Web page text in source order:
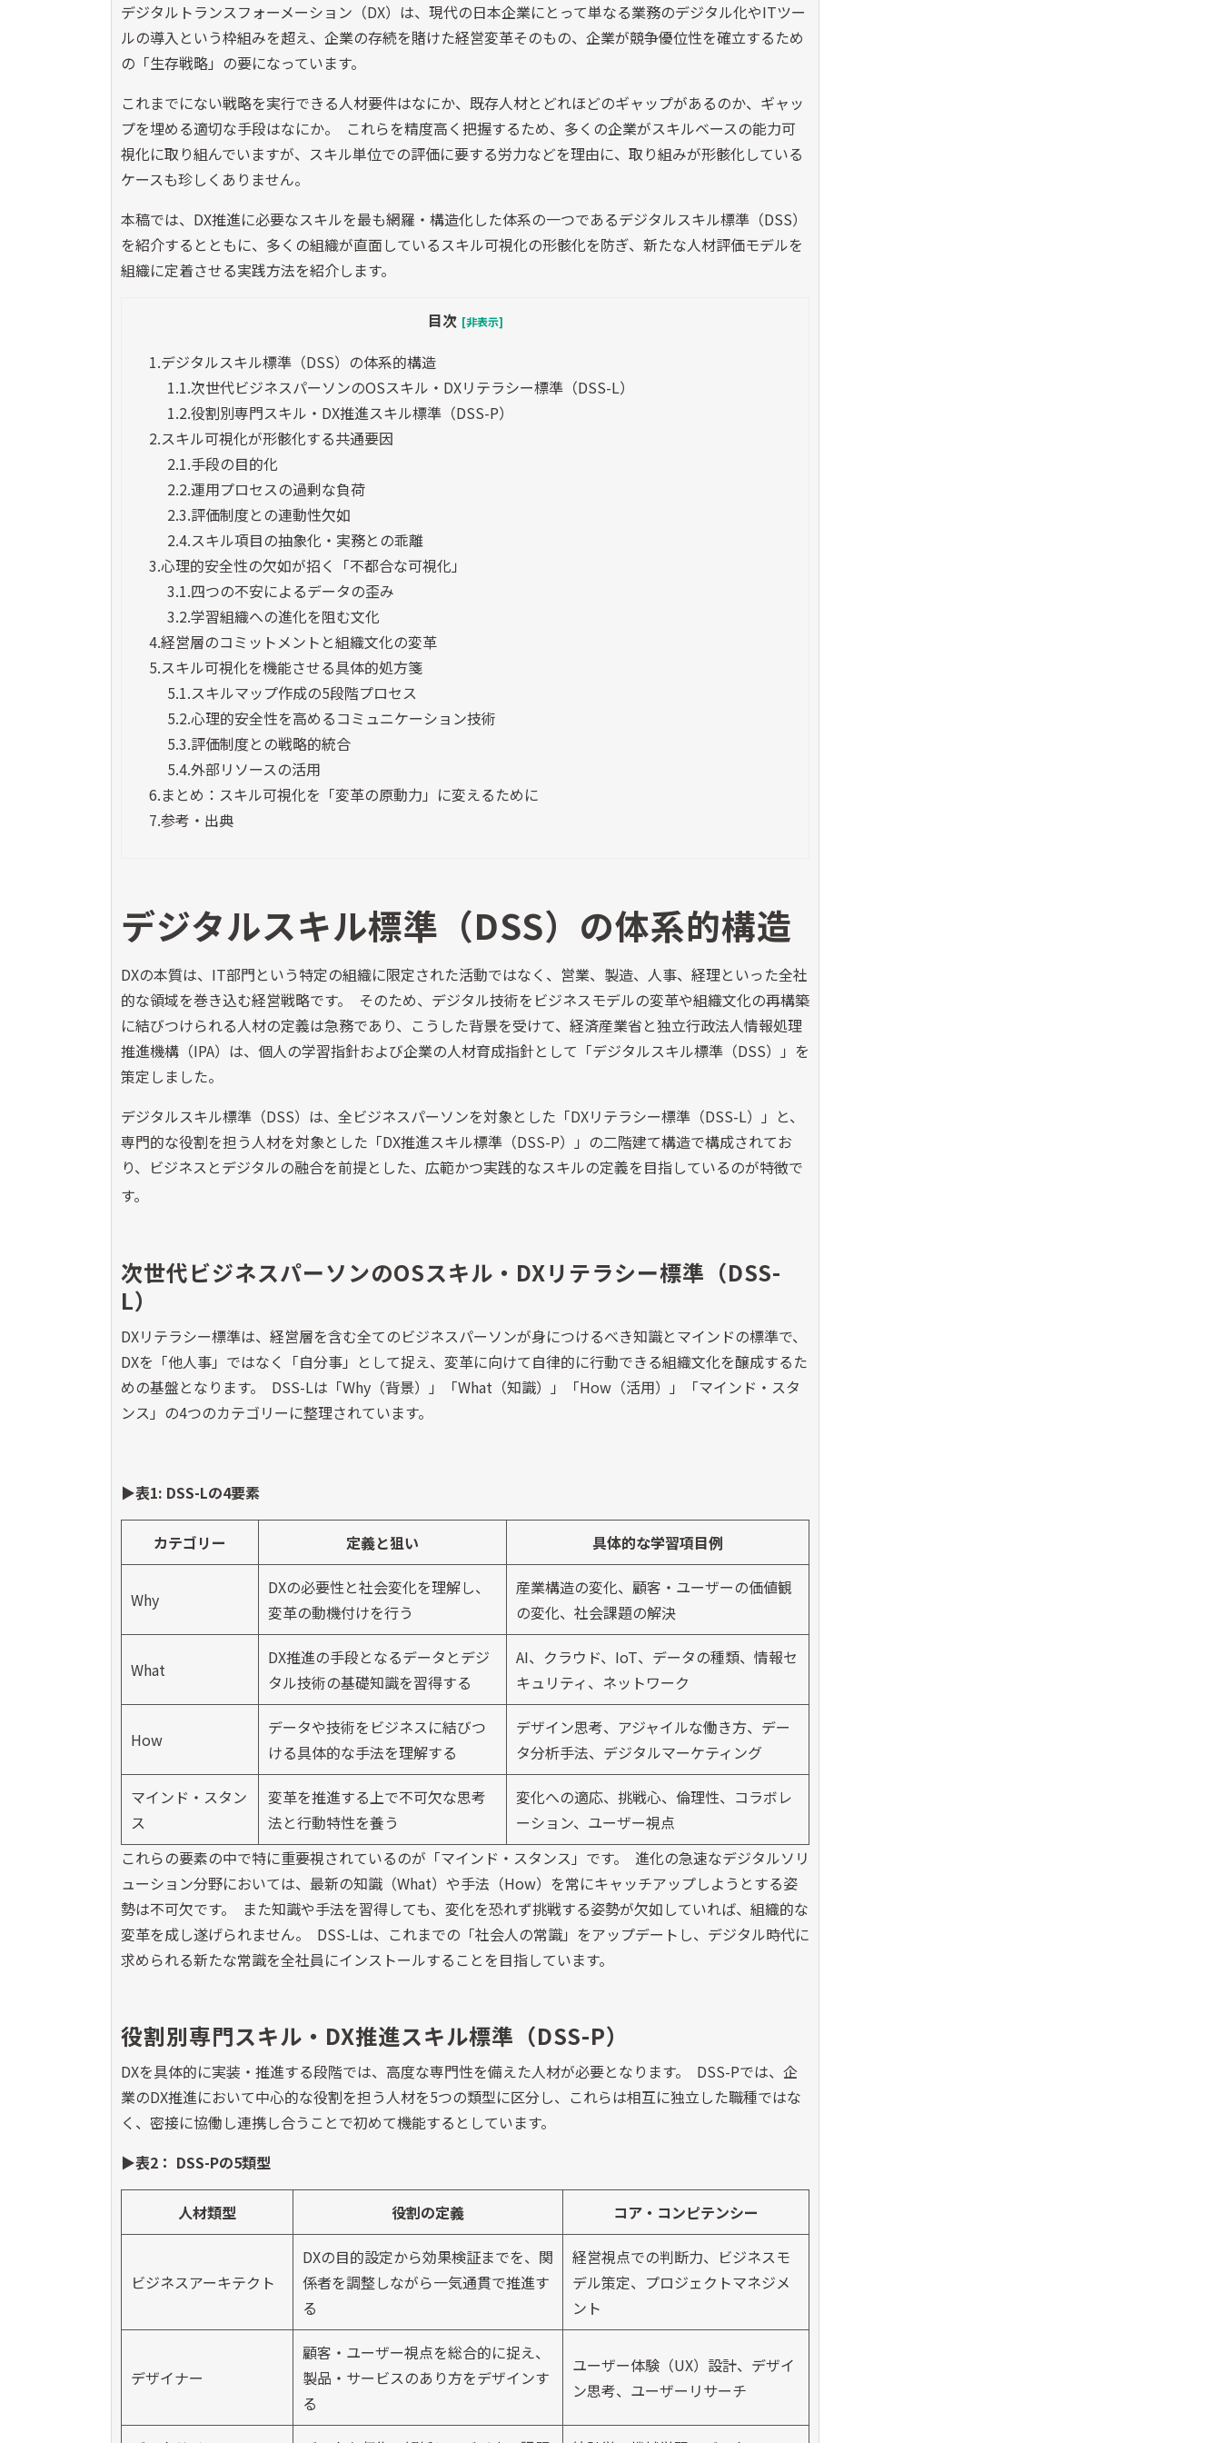
デジタルトランスフォーメーション（DX）は、現代の日本企業にとって単なる業務のデジタル化やITツー
ルの導入という枠組みを超え、企業の存続を賭けた経営変革そのもの、企業が競争優位性を確立するため
の「生存戦略」の要になっています。
これまでにない戦略を実行できる人材要件はなにか、既存人材とどれほどのギャップがあるのか、ギャッ
プを埋める適切な手段はなにか。 これらを精度高く把握するため、多くの企業がスキルベースの能力可
視化に取り組んでいますが、スキル単位での評価に要する労力などを理由に、取り組みが形骸化している
ケースも珍しくありません。
本稿では、DX推進に必要なスキルを最も網羅・構造化した体系の一つであるデジタルスキル標準（DSS）
を紹介するとともに、多くの組織が直面しているスキル可視化の形骸化を防ぎ、新たな人材評価モデルを
組織に定着させる実践方法を紹介します。
目次 [非表示]
1.デジタルスキル標準（DSS）の体系的構造
1.1.次世代ビジネスパーソンのOSスキル・DXリテラシー標準（DSS-L）
1.2.役割別専門スキル・DX推進スキル標準（DSS-P）
2.スキル可視化が形骸化する共通要因
2.1.手段の目的化
2.2.運用プロセスの過剰な負荷
2.3.評価制度との連動性欠如
2.4.スキル項目の抽象化・実務との乖離
3.心理的安全性の欠如が招く「不都合な可視化」
3.1.四つの不安によるデータの歪み
3.2.学習組織への進化を阻む文化
4.経営層のコミットメントと組織文化の変革
5.スキル可視化を機能させる具体的処方箋
5.1.スキルマップ作成の5段階プロセス
5.2.心理的安全性を高めるコミュニケーション技術
5.3.評価制度との戦略的統合
5.4.外部リソースの活用
6.まとめ：スキル可視化を「変革の原動力」に変えるために
7.参考・出典
デジタルスキル標準（DSS）の体系的構造
DXの本質は、IT部門という特定の組織に限定された活動ではなく、営業、製造、人事、経理といった全社
的な領域を巻き込む経営戦略です。 そのため、デジタル技術をビジネスモデルの変革や組織文化の再構築
に結びつけられる人材の定義は急務であり、こうした背景を受けて、経済産業省と独立行政法人情報処理
推進機構（IPA）は、個人の学習指針および企業の人材育成指針として「デジタルスキル標準（DSS）」を
策定しました。
デジタルスキル標準（DSS）は、全ビジネスパーソンを対象とした「DXリテラシー標準（DSS-L）」と、
専門的な役割を担う人材を対象とした「DX推進スキル標準（DSS-P）」の二階建て構造で構成されてお
り、ビジネスとデジタルの融合を前提とした、広範かつ実践的なスキルの定義を目指しているのが特徴で
す。
次世代ビジネスパーソンのOSスキル・DXリテラシー標準（DSS-
L）
DXリテラシー標準は、経営層を含む全てのビジネスパーソンが身につけるべき知識とマインドの標準で、
DXを「他人事」ではなく「自分事」として捉え、変革に向けて自律的に行動できる組織文化を醸成するた
めの基盤となります。 DSS-Lは「Why（背景）」「What（知識）」「How（活用）」「マインド・スタ
ンス」の4つのカテゴリーに整理されています。
▶表1: DSS-Lの4要素
カテゴリー 定義と狙い 具体的な学習項目例
Why
DXの必要性と社会変化を理解し、
変革の動機付けを行う
産業構造の変化、顧客・ユーザーの価値観
の変化、社会課題の解決
What
DX推進の手段となるデータとデジ
タル技術の基礎知識を習得する
AI、クラウド、IoT、データの種類、情報セ
キュリティ、ネットワーク
How
データや技術をビジネスに結びつ
ける具体的な手法を理解する
デザイン思考、アジャイルな働き方、デー
タ分析手法、デジタルマーケティング
マインド・スタン
ス
変革を推進する上で不可欠な思考
法と行動特性を養う
変化への適応、挑戦心、倫理性、コラボレ
ーション、ユーザー視点
これらの要素の中で特に重要視されているのが「マインド・スタンス」です。 進化の急速なデジタルソリ
ューション分野においては、最新の知識（What）や手法（How）を常にキャッチアップしようとする姿
勢は不可欠です。 また知識や手法を習得しても、変化を恐れず挑戦する姿勢が欠如していれば、組織的な
変革を成し遂げられません。 DSS-Lは、これまでの「社会人の常識」をアップデートし、デジタル時代に
求められる新たな常識を全社員にインストールすることを目指しています。
役割別専門スキル・DX推進スキル標準（DSS-P）
DXを具体的に実装・推進する段階では、高度な専門性を備えた人材が必要となります。 DSS-Pでは、企
業のDX推進において中心的な役割を担う人材を5つの類型に区分し、これらは相互に独立した職種ではな
く、密接に協働し連携し合うことで初めて機能するとしています。
▶表2： DSS-Pの5類型
人材類型 役割の定義 コア・コンピテンシー
ビジネスアーキテクト
DXの目的設定から効果検証までを、関
係者を調整しながら一気通貫で推進す
る
経営視点での判断力、ビジネスモ
デル策定、プロジェクトマネジメ
ント
デザイナー
顧客・ユーザー視点を総合的に捉え、
製品・サービスのあり方をデザインす
る
ユーザー体験（UX）設計、デザイ
ン思考、ユーザーリサーチ